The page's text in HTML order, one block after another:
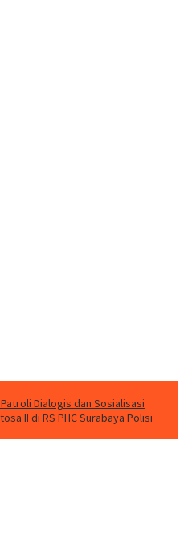
Dialogis dan Sosialisasi
II di RS PHC Surabaya Polisi